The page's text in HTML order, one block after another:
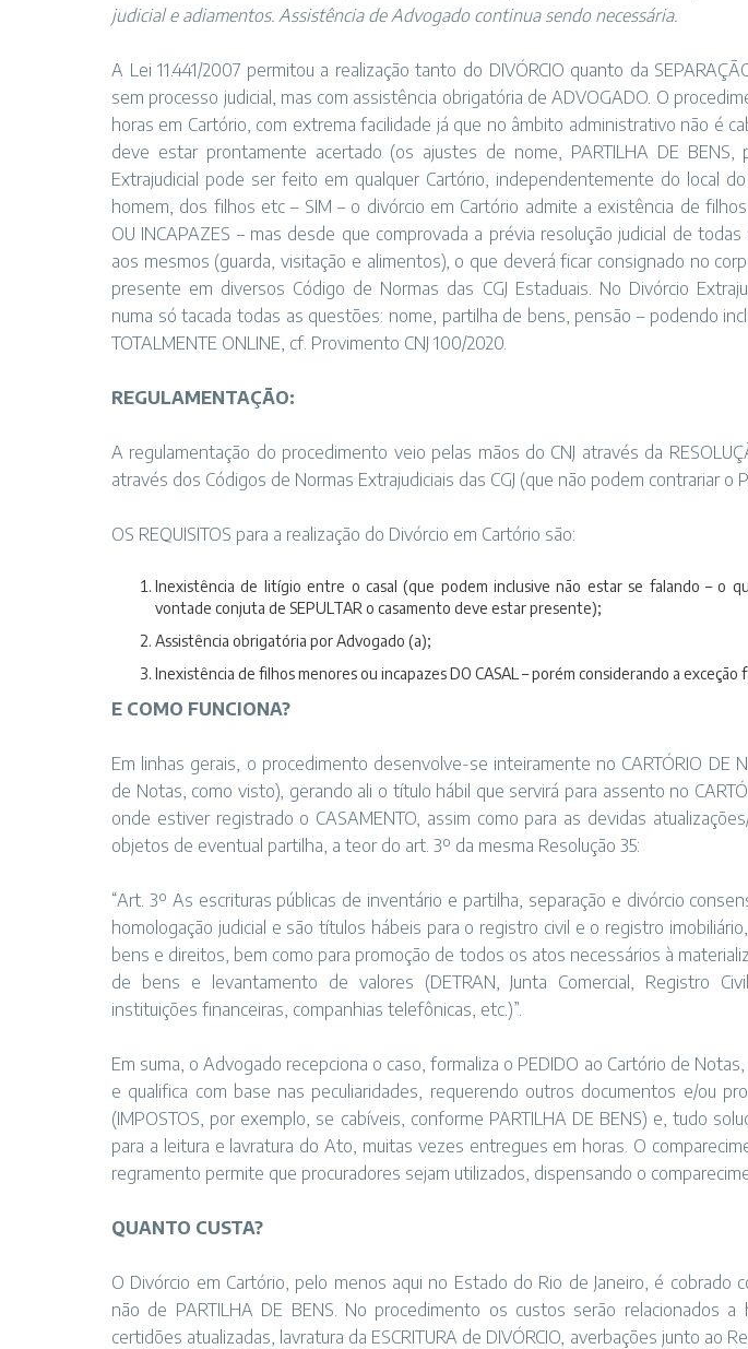
judicial e adiamentos. Assistência de Advogado continua sendo necessária.
A Lei 11.441/2007 permitou a realização tanto do DIVÓRCIO quanto da
sem processo judicial, mas com assistência obrigatória de ADVOGADO. O
horas em Cartório, com extrema facilidade já que no âmbito administrativo não é
deve estar prontamente acertado (os ajustes de nome, PARTILHA DE BENS,
Extrajudicial pode ser feito em qualquer Cartório, independentemente do local
homem, dos filhos etc – SIM – o divórcio em Cartório admite a existência de filhos
OU INCAPAZES – mas desde que comprovada a prévia resolução judicial de
aos mesmos (guarda, visitação e alimentos), o que deverá ficar consignado no
presente em diversos Código de Normas das CGJ Estaduais. No Divórcio
numa só tacada todas as questões: nome, partilha de bens, pensão – podendo
TOTALMENTE ONLINE, cf. Provimento CNJ 100/2020.
REGULAMENTAÇÃO:
A regulamentação do procedimento veio pelas mãos do CNJ através da
através dos Códigos de Normas Extrajudiciais das CGJ (que não podem contrariar o
OS REQUISITOS para a realização do Divórcio em Cartório são:
Inexistência de litígio entre o casal (que podem inclusive não estar se falando – o
vontade conjuta de SEPULTAR o casamento deve estar presente);
Assistência obrigatória por Advogado (a);
Inexistência de filhos menores ou incapazes DO CASAL – porém considerando a exceção
E COMO FUNCIONA?
Em linhas gerais, o procedimento desenvolve-se inteiramente no CARTÓRIO DE
de Notas, como visto), gerando ali o título hábil que servirá para assento no
onde estiver registrado o CASAMENTO, assim como para as devidas
objetos de eventual partilha, a teor do art. 3º da mesma Resolução 35:
“Art. 3º As escrituras públicas de inventário e partilha, separação e divórcio
homologação judicial e são títulos hábeis para o registro civil e o registro
bens e direitos, bem como para promoção de todos os atos necessários à
de bens e levantamento de valores (DETRAN, Junta Comercial, Registro
instituições financeiras, companhias telefônicas, etc.)”.
Em suma, o Advogado recepciona o caso, formaliza o PEDIDO ao Cartório de
e qualifica com base nas peculiaridades, requerendo outros documentos e/ou
(IMPOSTOS, por exemplo, se cabíveis, conforme PARTILHA DE BENS) e, tudo
para a leitura e lavratura do Ato, muitas vezes entregues em horas. O
regramento permite que procuradores sejam utilizados, dispensando o
QUANTO CUSTA?
O Divórcio em Cartório, pelo menos aqui no Estado do Rio de Janeiro, é cobrado
não de PARTILHA DE BENS. No procedimento os custos serão relacionados a
certidões atualizadas, lavratura da ESCRITURA de DIVÓRCIO, averbações junto ao